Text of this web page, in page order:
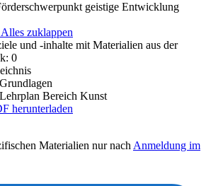
geistige Entwicklung
Alles zuklappen
und -inhalte mit Materialien aus der
0
Bereich Kunst
herunterladen
Materialien nur nach Anmeldung im